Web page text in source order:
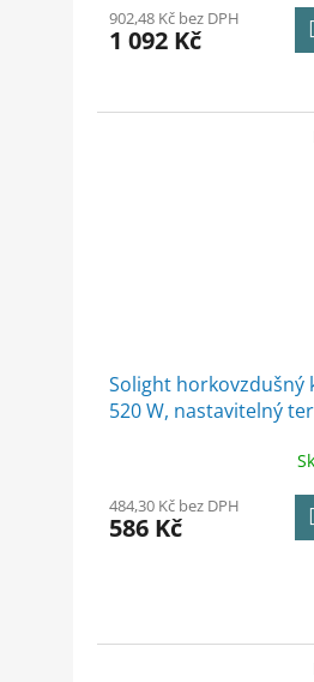
902,48 Kč bez DPH
1 092 Kč
Solight horkovzdušný
520 W, nastavitelný
484,30 Kč bez DPH
586 Kč